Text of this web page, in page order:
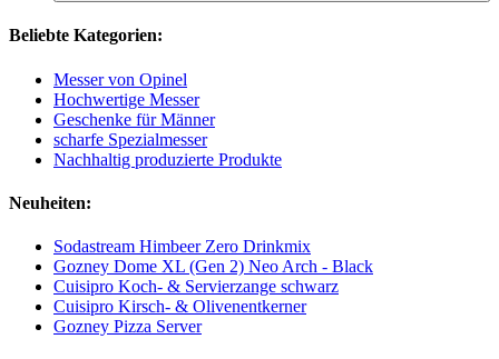
Beliebte Kategorien:
Messer von Opinel
Hochwertige Messer
Geschenke für Männer
scharfe Spezialmesser
Nachhaltig produzierte Produkte
Neuheiten:
Sodastream Himbeer Zero Drinkmix
Gozney Dome XL (Gen 2) Neo Arch - Black
Cuisipro Koch- & Servierzange schwarz
Cuisipro Kirsch- & Olivenentkerner
Gozney Pizza Server